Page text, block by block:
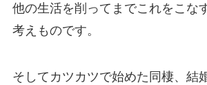
他の生活を削ってまでこれをこな
考えものです。
そしてカツカツで始めた同棲、結